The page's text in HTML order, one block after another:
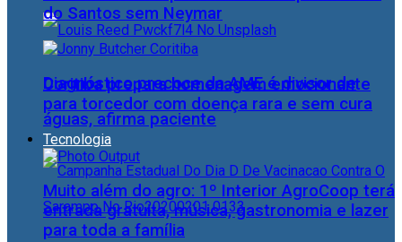
Diagnóstico precoce da AME é divisor de
águas, afirma paciente
do Santos sem Neymar
Coritiba prepara homenagem emocionante
para torcedor com doença rara e sem cura
Tecnologia
Muito além do agro: 1º Interior AgroCoop terá
entrada gratuita, música, gastronomia e lazer
para toda a família